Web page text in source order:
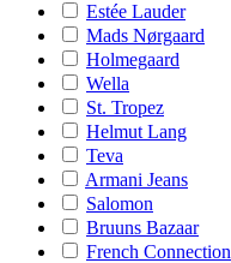
Estée Lauder
Mads Nørgaard
Holmegaard
Wella
St. Tropez
Helmut Lang
Teva
Armani Jeans
Salomon
Bruuns Bazaar
French Connection